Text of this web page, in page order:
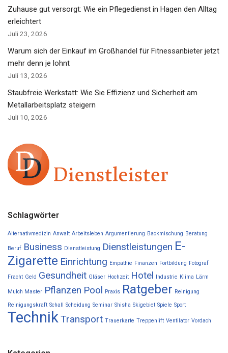
Zuhause gut versorgt: Wie ein Pflegedienst in Hagen den Alltag
erleichtert
Juli 23, 2026
Warum sich der Einkauf im Großhandel für Fitnessanbieter jetzt
mehr denn je lohnt
Juli 13, 2026
Staubfreie Werkstatt: Wie Sie Effizienz und Sicherheit am
Metallarbeitsplatz steigern
Juli 10, 2026
Schlagwörter
Alternativmedizin Anwalt Arbeitsleben Argumentierung Backmischung Beratung
Beruf Business Dienstleistung Dienstleistungen E-
Zigarette Einrichtung Empathie Finanzen Fortbildung Fotograf
Fracht Geld Gesundheit Gläser Hochzeit Hotel Industrie Klima Lärm
Mulch Master Pflanzen Pool Praxis Ratgeber Reinigung
Reinigungskraft Schall Scheidung Seminar Shisha Skigebiet Spiele Sport
Technik Transport Trauerkarte Treppenlift Ventilator Vordach